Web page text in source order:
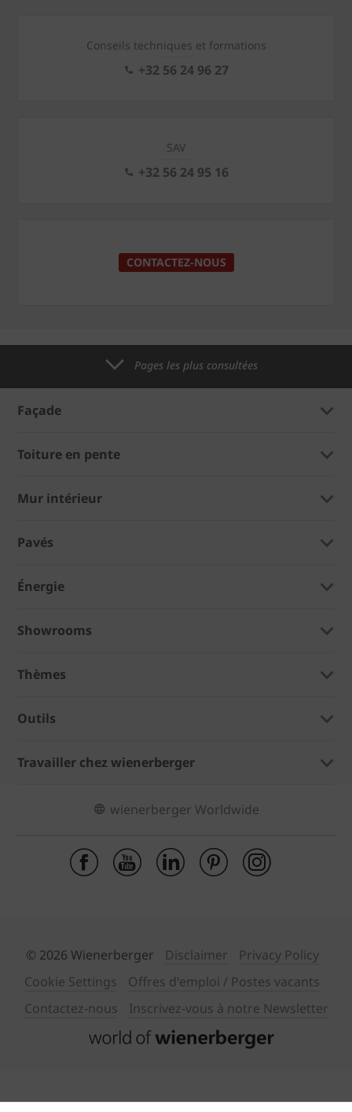
Conseils techniques et formations
+32 56 24 96 27
SAV
+32 56 24 95 16
CONTACTEZ-NOUS
Pages les plus consultées
Façade
Toiture en pente
Mur intérieur
Pavés
Énergie
Showrooms
Thèmes
Outils
Travailler chez wienerberger
wienerberger Worldwide
© 2026 Wienerberger Disclaimer
Privacy Policy
Cookie Settings
Offres d'emploi / Postes vacants
Contactez-nous
Inscrivez-vous à notre Newsletter